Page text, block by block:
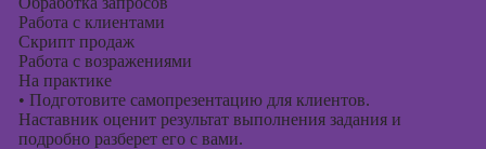
Работа с клиентами
Скрипт продаж
Работа с возражениями
На практике
• Подготовите самопрезентацию для клиентов.
Наставник оценит результат выполнения задания и
подробно разберет его с вами.